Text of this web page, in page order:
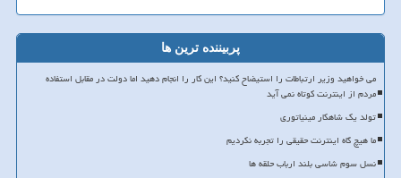
پربیننده ترین ها
می خواهید وزیر ارتباطات را استیضاح کنید؟ این کار را انجام دهید اما دولت در مقابل استفاده
مردم از اینترنت کوتاه نمی آید
تولد یک شاهکار مینیاتوری
ما هیچ گاه اینترنت حقیقی را تجربه نکردیم
نسل سوم شاسی بلند ارباب حلقه ها